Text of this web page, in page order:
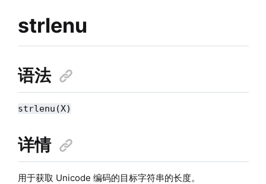
strlenu
语法
strlenu(X)
详情
用于获取 Unicode 编码的目标字符串的长度。